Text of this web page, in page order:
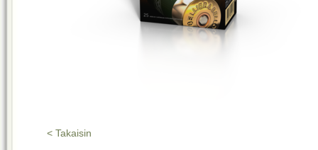
< Takaisin